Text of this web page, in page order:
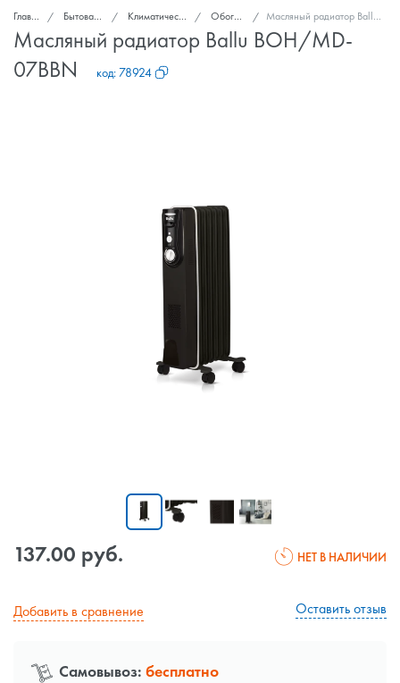
Главная Бытовая техника Климатическая техника Обогреватели Масляный радиатор Ballu BOH/MD-07BBN
Масляный радиатор Ballu BOH/MD-
07BBN
код: 78924
137.00 руб. НЕТ В НАЛИЧИИ
Добавить в сравнение Оставить отзыв
Самовывоз: бесплатно